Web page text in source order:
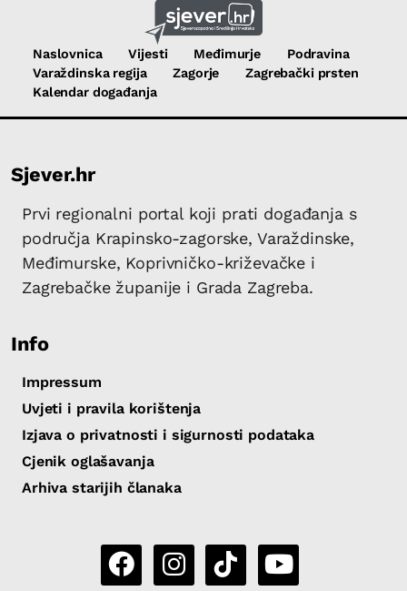
Naslovnica Vijesti Međimurje
Podravina
Varaždinska regija
Zagorje
Zagrebački prsten
Kalendar događanja
Sjever.hr
Prvi regionalni portal koji prati događanja s
područja Krapinsko-zagorske, Varaždinske,
Međimurske, Koprivničko-križevačke i
Zagrebačke županije i Grada Zagreba.
Info
Impressum
Uvjeti i pravila korištenja
Izjava o privatnosti i sigurnosti podataka
Cjenik oglašavanja
Arhiva starijih članaka